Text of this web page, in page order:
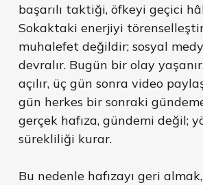
başarılı taktiği, öfkeyi geçici
Sokaktaki enerjiyi
muhalefet değildir; sosyal
devralır. Bugün bir olay
açılır, üç gün sonra video
gün herkes bir sonraki
gerçek hafıza, gündemi değil;
sürekliliği kurar.
Bu nedenle hafızayı geri